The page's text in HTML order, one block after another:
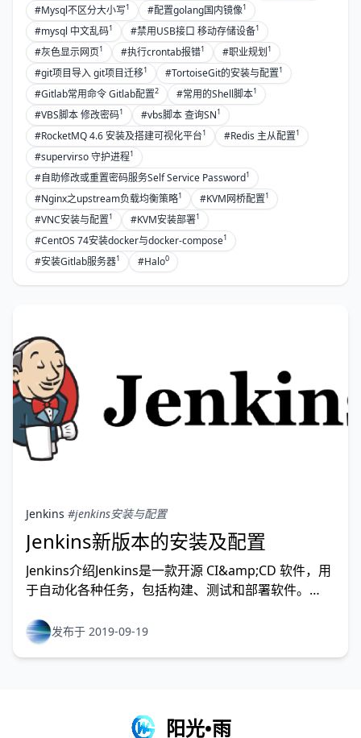
#Mysql不区分大小写1 #配置golang国内镜像1
#mysql 中文乱码1 #禁用USB接口 移动存储设备1
#灰色显示网页1 #执行crontab报错1 #职业规划1
#git项目导入 git项目迁移1 #TortoiseGit的安装与配置1
#Gitlab常用命令 Gitlab配置2 #常用的Shell脚本1
#VBS脚本 修改密码1 #vbs脚本 查询SN1
#RocketMQ 4.6 安装及搭建可视化平台1 #Redis 主从配置1
#supervirso 守护进程1
#自助修改或重置密码服务Self Service Password1
#Nginx之upstream负载均衡策略1 #KVM网桥配置1
#VNC安装与配置1 #KVM安装部署1
#CentOS 74安装docker与docker-compose1
#安装Gitlab服务器1 #Halo0
Jenkins #jenkins安装与配置
Jenkins新版本的安装及配置
Jenkins介绍Jenkins是一款开源 CI&amp;CD 软件，用
于自动化各种任务，包括构建、测试和部署软件。
或者通过一个独立的 Java 程序，官方网址：
https://jenkins.io/Jenkins特性容易安装，只需要执行
发布于 2019-09-19
阳光•雨